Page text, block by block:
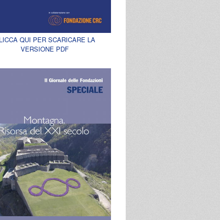
QUI PER SCARICARE LA
VERSIONE PDF